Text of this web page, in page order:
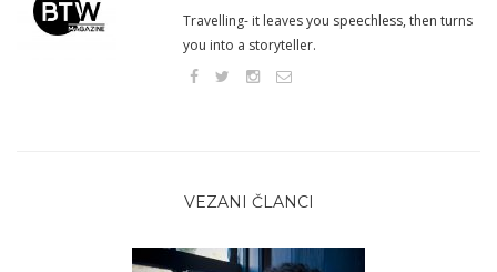
Travelling- it leaves you speechless, then turns
you into a storyteller.
VEZANI ČLANCI